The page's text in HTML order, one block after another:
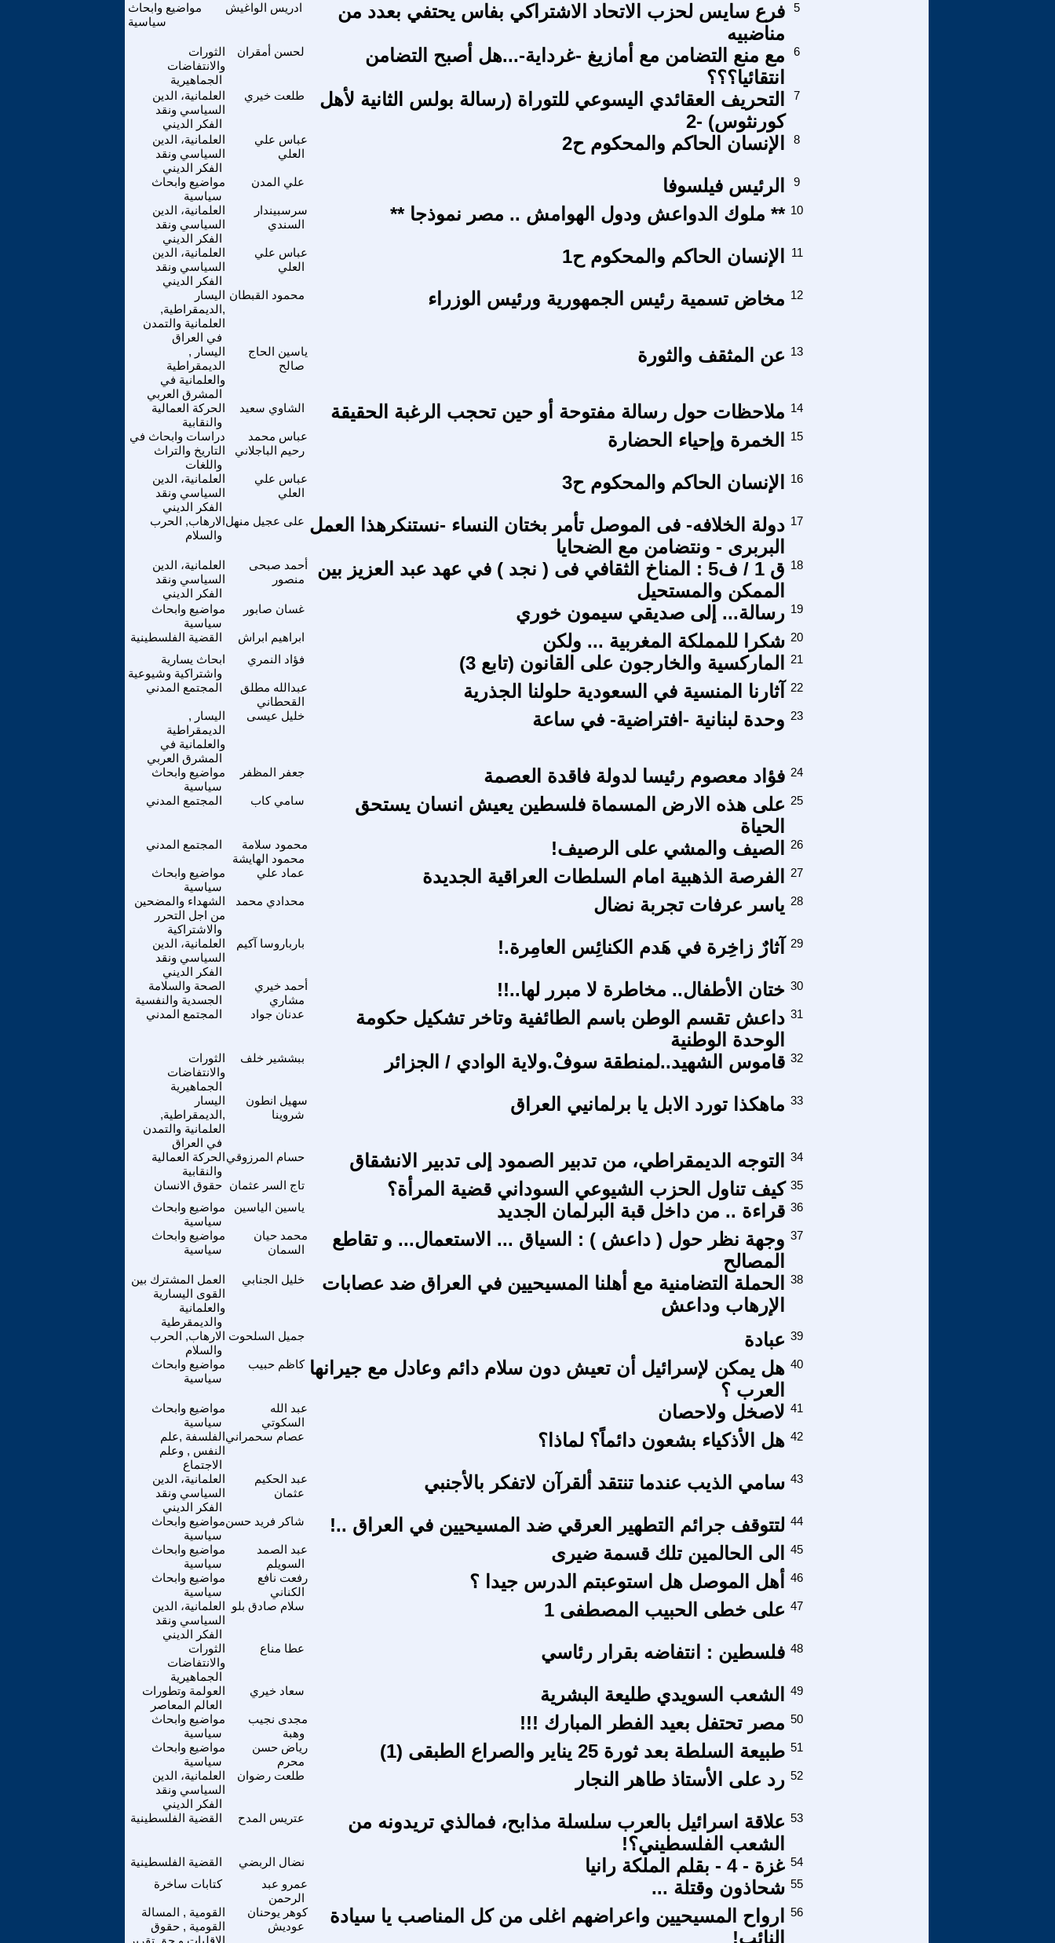
مواضيع وابحاث
سياسية
ادريس الواغيش
فرع سايس لحزب الاتحاد الاشتراكي بفاس يحتفي بعدد من
مناضبيه
5
الثورات
والانتفاضات
الجماهيرية
لحسن أمقران
مع منع التضامن مع أمازيغ -غرداية-...هل أصبح التضامن
انتقائيا؟؟؟
6
العلمانية، الدين
السياسي ونقد
الفكر الديني
طلعت خيري
التحريف العقائدي اليسوعي للتوراة (رسالة بولس الثانية لأهل
كورنثوس) -2
7
العلمانية، الدين
السياسي ونقد
الفكر الديني
عباس علي
العلي
الإنسان الحاكم والمحكوم ح2 8
مواضيع وابحاث
سياسية
علي المدن الرئيس فيلسوفا 9
العلمانية، الدين
السياسي ونقد
الفكر الديني
سرسبيندار
السندي
** ملوك الدواعش ودول الهوامش .. مصر نموذجا ** 10
العلمانية، الدين
السياسي ونقد
الفكر الديني
عباس علي
العلي
الإنسان الحاكم والمحكوم ح1 11
اليسار
,الديمقراطية,
العلمانية والتمدن
في العراق
محمود القبطان مخاض تسمية رئيس الجمهورية ورئيس الوزراء 12
اليسار ,
الديمقراطية
والعلمانية في
المشرق العربي
ياسين الحاج
صالح
عن المثقف والثورة 13
الحركة العمالية
والنقابية
الشاوي سعيد ملاحظات حول رسالة مفتوحة أو حين تحجب الرغبة الحقيقة 14
دراسات وابحاث في
التاريخ والتراث
واللغات
عباس محمد
رحيم الباجلاني
الخمرة وإحياء الحضارة 15
العلمانية، الدين
السياسي ونقد
الفكر الديني
عباس علي
العلي
الإنسان الحاكم والمحكوم ح3 16
الارهاب, الحرب
والسلام
على عجيل منهل دولة الخلافه- فى الموصل تأمر بختان النساء -نستنكرهذا العمل
البربرى - ونتضامن مع الضحايا
17
العلمانية، الدين
السياسي ونقد
الفكر الديني
أحمد صبحى
منصور
ق 1 / ف5 : المناخ الثقافي فى ( نجد ) في عهد عبد العزيز بين
الممكن والمستحيل
18
مواضيع وابحاث
سياسية
غسان صابور رسالة... إلى صديقي سيمون خوري 19
القضية الفلسطينية ابراهيم ابراش شكرا للمملكة المغربية ... ولكن 20
ابحاث يسارية
واشتراكية وشيوعية
فؤاد النمري الماركسية والخارجون على القانون (تابع 3) 21
المجتمع المدني
عبدالله مطلق
القحطاني
آثارنا المنسية في السعودية حلولنا الجذرية 22
اليسار ,
الديمقراطية
والعلمانية في
المشرق العربي
خليل عيسى وحدة لبنانية -افتراضية- في ساعة 23
مواضيع وابحاث
سياسية
جعفر المظفر فؤاد معصوم رئيسا لدولة فاقدة العصمة 24
المجتمع المدني سامي كاب
على هذه الارض المسماة فلسطين يعيش انسان يستحق
الحياة
25
المجتمع المدني
محمود سلامة
محمود الهايشة
الصيف والمشي على الرصيف! 26
مواضيع وابحاث
سياسية
عماد علي الفرصة الذهبية امام السلطات العراقية الجديدة 27
الشهداء والمضحين
من اجل التحرر
والاشتراكية
محدادي محمد ياسر عرفات تجربة نضال 28
العلمانية، الدين
السياسي ونقد
الفكر الديني
بارباروسا آكيم آثارٌ زاخِرة في هَدم الكنائِس العامِرة.! 29
الصحة والسلامة
الجسدية والنفسية
أحمد خيري
مشاري
ختان الأطفال.. مخاطرة لا مبرر لها..!! 30
المجتمع المدني عدنان جواد
داعش تقسم الوطن باسم الطائفية وتاخر تشكيل حكومة
الوحدة الوطنية
31
الثورات
والانتفاضات
الجماهيرية
ببششير خلف قاموس الشهيد..لمنطقة سوفْ.ولاية الوادي / الجزائر 32
اليسار
,الديمقراطية,
العلمانية والتمدن
في العراق
سهيل انطون
شروينا
ماهكذا تورد الابل يا برلمانيي العراق 33
الحركة العمالية
والنقابية
حسام المرزوقي التوجه الديمقراطي، من تدبير الصمود إلى تدبير الانشقاق 34
حقوق الانسان تاج السر عثمان كيف تناول الحزب الشيوعي السوداني قضية المرأة؟ 35
مواضيع وابحاث
سياسية
ياسين الياسين قراءة .. من داخل قبة البرلمان الجديد 36
مواضيع وابحاث
سياسية
محمد حيان
السمان
وجهة نظر حول ( داعش ) : السياق ... الاستعمال... و تقاطع
المصالح
37
العمل المشترك بين
القوى اليسارية
والعلمانية
والديمقرطية
خليل الجنابي
الحملة التضامنية مع أهلنا المسيحيين في العراق ضد عصابات
الإرهاب وداعش
38
الارهاب, الحرب
والسلام
جميل السلحوت عبادة 39
مواضيع وابحاث
سياسية
كاظم حبيب هل يمكن لإسرائيل أن تعيش دون سلام دائم وعادل مع جيرانها
العرب ؟
40
مواضيع وابحاث
سياسية
عبد الله
السكوتي
لاصخل ولاحصان 41
الفلسفة ,علم
النفس , وعلم
الاجتماع
عصام سحمراني هل الأذكياء بشعون دائماً؟ لماذا؟ 42
العلمانية، الدين
السياسي ونقد
الفكر الديني
عبد الحكيم
عثمان
سامي الذيب عندما تنتقد ألقرآن لاتفكر بالأجنبي 43
مواضيع وابحاث
سياسية
شاكر فريد حسن لتتوقف جرائم التطهير العرقي ضد المسيحيين في العراق ..! 44
مواضيع وابحاث
سياسية
عبد الصمد
السويلم
الى الحالمين تلك قسمة ضيرى 45
مواضيع وابحاث
سياسية
رفعت نافع
الكناني
أهل الموصل هل استوعبتم الدرس جيدا ؟ 46
العلمانية، الدين
السياسي ونقد
الفكر الديني
سلام صادق بلو على خطى الحبيب المصطفى 1 47
الثورات
والانتفاضات
الجماهيرية
عطا مناع فلسطين : انتفاضه بقرار رئاسي 48
العولمة وتطورات
العالم المعاصر
سعاد خيري الشعب السويدي طليعة البشرية 49
مواضيع وابحاث
سياسية
مجدى نجيب
وهبة
مصر تحتفل بعيد الفطر المبارك !!! 50
مواضيع وابحاث
سياسية
رياض حسن
محرم
طبيعة السلطة بعد ثورة 25 يناير والصراع الطبقى (1) 51
العلمانية، الدين
السياسي ونقد
الفكر الديني
طلعت رضوان رد على الأستاذ طاهر النجار 52
القضية الفلسطينية عتريس المدح
علاقة اسرائيل بالعرب سلسلة مذابح، فمالذي تريدونه من
الشعب الفلسطيني؟!
53
القضية الفلسطينية نضال الربضي غزة - 4 - بقلم الملكة رانيا 54
كتابات ساخرة
عمرو عبد
الرحمن
شحاذون وقتلة ... 55
القومية , المسالة
القومية , حقوق
الاقليات و حق تقرير
كوهر يوحنان
عوديش
ارواح المسيحيين واعراضهم اغلى من كل المناصب يا سيادة
النائب!
56